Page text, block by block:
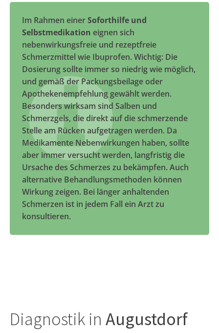
Im Rahmen einerSoforthilfe und
Selbstmedikation eignen sich
nebenwirkungsfreie und rezeptfreie
Schmerzmittel wie Ibuprofen. Wichtig: Die
Dosierung sollte immer so niedrig wie möglich,
und gemäß der Packungsbeilage oder
Apothekenempfehlung gewählt werden.
Besonders wirksam sind Salben und
Schmerzgels, die direkt auf die schmerzende
Stelle am Rücken aufgetragen werden. Da
Medikamente Nebenwirkungen haben, sollte
aber immer versucht werden, langfristig die
Ursache des Schmerzes zu bekämpfen. Auch
alternative Behandlungsmethoden können
Wirkung zeigen. Bei länger anhaltenden
Schmerzen ist in jedem Fall ein Arzt zu
konsultieren.
Diagnostik in Augustdorf